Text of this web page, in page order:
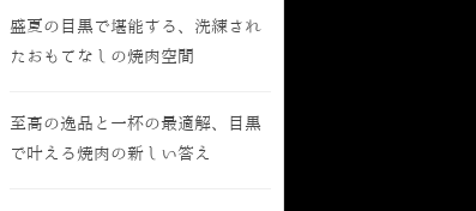
盛夏の目黒で堪能する、洗練され
たおもてなしの焼肉空間
至高の逸品と一杯の最適解、目黒
で叶える焼肉の新しい答え